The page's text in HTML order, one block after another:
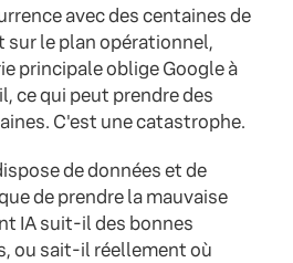
avec des centaines de
sur le plan opérationnel,
principale oblige Google à
ce qui peut prendre des
C'est une catastrophe.
de données et de
de prendre la mauvaise
IA suit-il des bonnes
ou sait-il réellement où